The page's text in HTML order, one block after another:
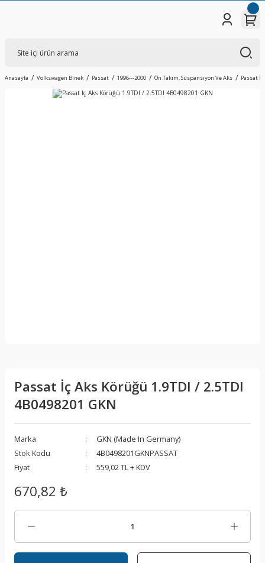
Anasayfa Volkswagen Binek Passat 1996---2000 Ön Takım, Süspansiyon Ve Aks Passat İç
Passat İç Aks Körüğü 1.9TDI / 2.5TDI
4B0498201 GKN
Marka
GKN (Made In Germany)
Stok Kodu
4B0498201GKNPASSAT
Fiyat
559,02 TL + KDV
670,82 ₺